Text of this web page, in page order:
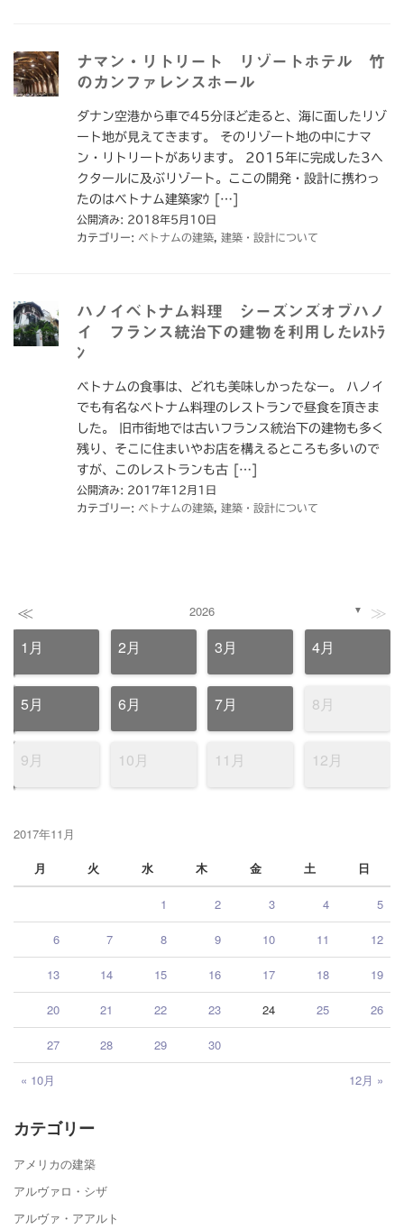
ナマン・リトリート リゾートホテル 竹
のカンファレンスホール
ダナン空港から車で45分ほど走ると、海に面したリゾ
ート地が見えてきます。 そのリゾート地の中にナマ
ン・リトリートがあります。 2015年に完成した3ヘ
クタールに及ぶリゾート。ここの開発・設計に携わっ
たのはベトナム建築家ｳ […]
公開済み: 2018年5月10日
カテゴリー: ベトナムの建築 建築・設計について
ハノイベトナム料理 シーズンズオブハノ
イ フランス統治下の建物を利用したﾚｽﾄﾗ
ﾝ
ベトナムの食事は、どれも美味しかったなー。 ハノイ
でも有名なベトナム料理のレストランで昼食を頂きま
した。 旧市街地では古いフランス統治下の建物も多く
残り、そこに住まいやお店を構えるところも多いので
すが、このレストランも古 […]
公開済み: 2017年12月1日
カテゴリー: ベトナムの建築 建築・設計について
≪ 2026 ▼ ≫
1月 2月 3月 4月
5月 6月 7月 8月
9月 10月 11月 12月
2017年11月
月
火 水 木 金 土 日
« 10月 12月 »
1 2 3 4 5
6 7 8 9 10 11 12
13 14 15 16 17 18 19
20 21 22 23 24 25 26
27 28 29 30
カテゴリー
アメリカの建築
アルヴァロ・シザ
アルヴァ・アアルト